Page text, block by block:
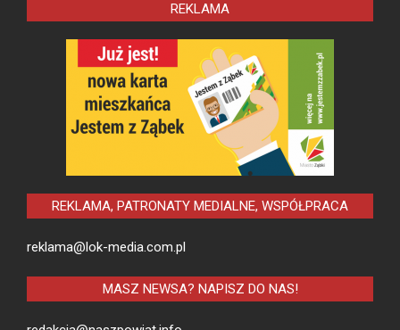
REKLAMA
REKLAMA, PATRONATY MEDIALNE, WSPÓŁPRACA
reklama@lok-media.com.pl
MASZ NEWSA? NAPISZ DO NAS!